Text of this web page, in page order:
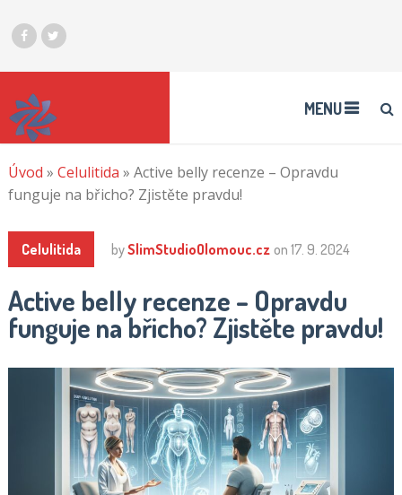
MENU
Úvod » Celulitida » Active belly recenze – Opravdu
funguje na břicho? Zjistěte pravdu!
Celulitida bySlimStudioOlomouc.cz on 17. 9. 2024
Active belly recenze – Opravdu
funguje na břicho? Zjistěte pravdu!